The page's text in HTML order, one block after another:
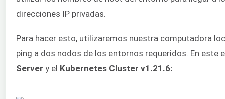
direcciones IP privadas.
Para hacer esto, utilizaremos nuestra computadora
ping a dos nodos de los entornos requeridos. En este
Server y el Kubernetes Cluster v1.21.6: